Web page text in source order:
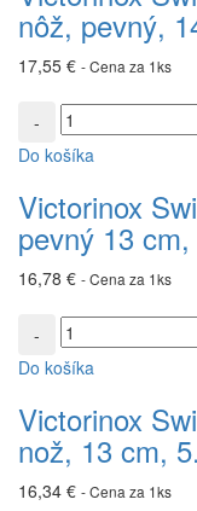
nôž,
pevný,
14
5.8401.14
nôž, pevný,
17,55 € - Cena za 1ks
množstvo
Victorinox
Swibo,
nôž
,
pevný
13
5.8405.13
Do košíka
Victorinox
pevný 13
16,78 € - Cena za 1ks
množstvo
Victorinox
Swibo,
flexibilný
nož,
13
cm,
Do košíka
Victorinox
nož, 13 cm,
16,34 € - Cena za 1ks